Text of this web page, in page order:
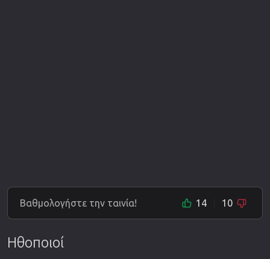
Βαθμολογήστε την ταινία! 14 10
Ηθοποιοί